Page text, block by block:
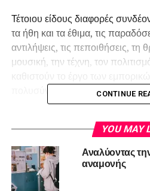
Τέτοιου είδους διαφορές
τα ήθη και τα έθιμα, τις
αντιλήψεις, τις πεποιθήσεις, τη
μουσική, την τέχνη, τον
πολυσύνθετο και απαιτητικό.
διαπραγματευτές, θα πρέπει να
σκοπό των διαπραγματεύσεων
των συνομιλητών τους. Θα
ιστορία των χωρών με τις οποίες
CONTINUE
YOU MAY
Αναλύοντας
αναμονής